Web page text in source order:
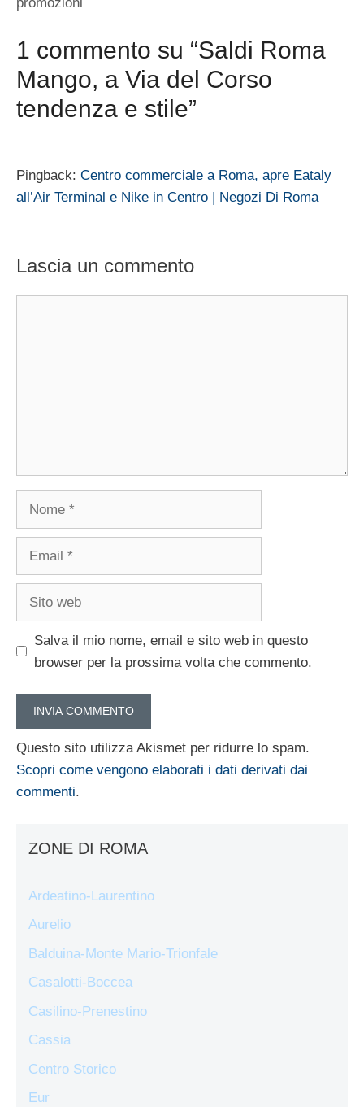
1 commento su “Saldi Roma
Mango, a Via del Corso
tendenza e stile”
Pingback: Centro commerciale a Roma, apre Eataly
all’Air Terminal e Nike in Centro | Negozi Di Roma
Lascia un commento
Nome
Email
Sito
Salva il mio nome, email e sito web in questo
browser per la prossima volta che commento.
Questo sito utilizza Akismet per ridurre lo spam.
Scopri come vengono elaborati i dati derivati dai
commenti.
ZONE DI ROMA
Ardeatino-Laurentino
Aurelio
Balduina-Monte Mario-Trionfale
Casalotti-Boccea
Casilino-Prenestino
Cassia
Centro Storico
Eur